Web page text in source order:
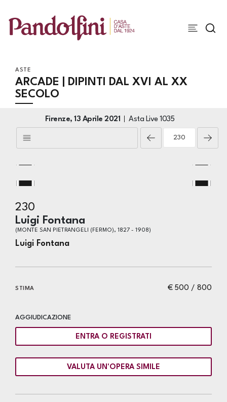
ASTE
ARCADE | DIPINTI DAL XVI AL XX
SECOLO
Firenze,13 Aprile 2021 Asta Live1035
230
Luigi Fontana
(MONTE SAN PIETRANGELI (FERMO), 1827 - 1908)
Luigi Fontana
€ 500 / 800
STIMA
AGGIUDICAZIONE
ENTRA O REGISTRATI
VALUTA UN'OPERA SIMILE